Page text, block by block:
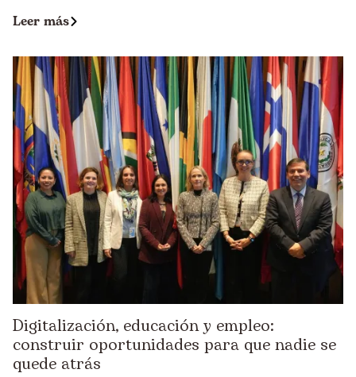
Leer más
Digitalización, educación y empleo:
construir oportunidades para que nadie se
quede atrás